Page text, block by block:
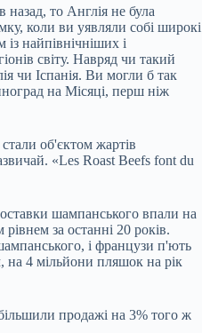
то Англія не була
коли ви уявляли собі широкі
найпівнічніших і
світу. Навряд чи такий
чи Іспанія. Ви могли б так
на Місяці, перш ніж
об'єктом жартів
«Les Roast Beefs font du
шампанського впали на
за останні 20 років.
і французи п'ють
4 мільйони пляшок на рік
продажі на 3% того ж